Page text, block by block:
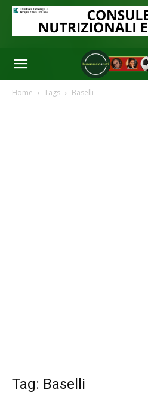
Home Tags Baselli
Tag: Baselli